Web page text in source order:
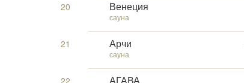
20
Венеция
сауна
21
Арчи
сауна
22
АГАВА